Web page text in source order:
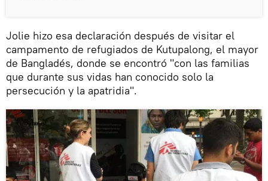
Jolie hizo esa declaración después de visitar el
campamento de refugiados de Kutupalong, el mayor
de Bangladés, donde se encontró "con las familias
que durante sus vidas han conocido solo la
persecución y la apatridia".